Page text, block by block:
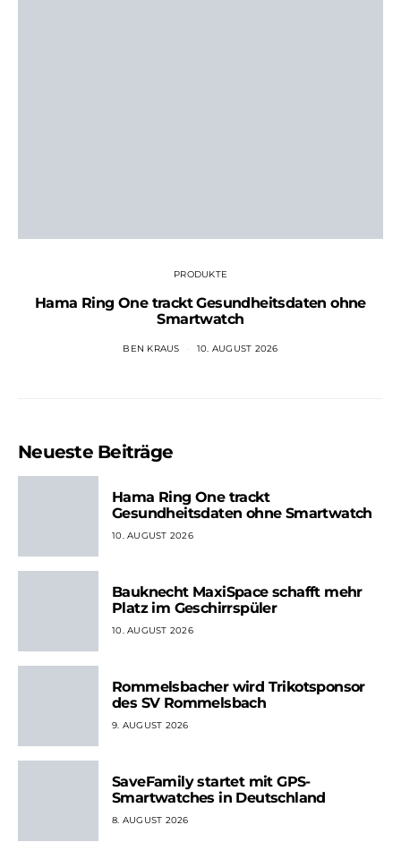
PRODUKTE
Hama Ring One trackt Gesundheitsdaten ohne
Smartwatch
BEN KRAUS 10. AUGUST 2026
Neueste Beiträge
Hama Ring One trackt
Gesundheitsdaten ohne Smartwatch
10. AUGUST 2026
Bauknecht MaxiSpace schafft mehr
Platz im Geschirrspüler
10. AUGUST 2026
Rommelsbacher wird Trikotsponsor
des SV Rommelsbach
9. AUGUST 2026
SaveFamily startet mit GPS-
Smartwatches in Deutschland
8. AUGUST 2026